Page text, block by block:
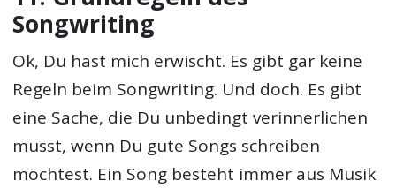
Songwriting
Ok, Du hast mich erwischt. Es gibt gar keine
Regeln beim Songwriting. Und doch. Es gibt
eine Sache, die Du unbedingt verinnerlichen
musst, wenn Du gute Songs schreiben
möchtest. Ein Song besteht immer aus Musik